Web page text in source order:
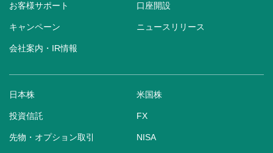
お客様サポート 口座開設
キャンペーン ニュースリリース
会社案内・IR情報
日本株 米国株
投資信託 FX
先物・オプション取引 NISA